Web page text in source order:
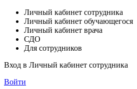
Личный кабинет сотрудника
Личный кабинет обучающегося
Личный кабинет врача
СДО
Для сотрудников
Вход в Личный кабинет сотрудника
Войти